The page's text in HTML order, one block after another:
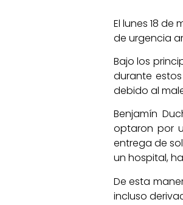
El lunes 18 de
de urgencia
Bajo los
durante
debido al
Benjamín
optaron por
entrega de
un hospital,
De esta
incluso